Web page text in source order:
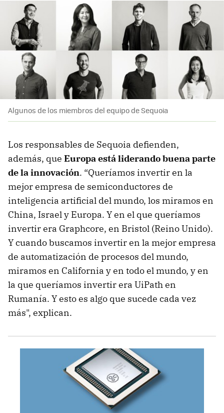
Algunos de los miembros del equipo de Sequoia
Los responsables de Sequoia defienden,
además, que Europa está liderando buena parte
de la innovación. “Queríamos invertir en la
mejor empresa de semiconductores de
inteligencia artificial del mundo, los miramos en
China, Israel y Europa. Y en el que queríamos
invertir era Graphcore, en Bristol (Reino Unido).
Y cuando buscamos invertir en la mejor empresa
de automatización de procesos del mundo,
miramos en California y en todo el mundo, y en
la que queríamos invertir era UiPath en
Rumanía. Y esto es algo que sucede cada vez
más", explican.